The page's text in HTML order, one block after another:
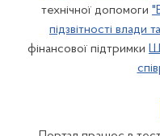
технічної допомоги
підзвітності влади
фінансової підтримки